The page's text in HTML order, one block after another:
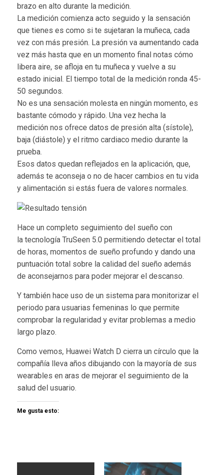
brazo en alto durante la medición.
La medición comienza acto seguido y la sensación
que tienes es como si te sujetaran la muñeca, cada
vez con más presión. La presión va aumentando cada
vez más hasta que en un momento final notas cómo
libera aire, se afloja en tu muñeca y vuelve a su
estado inicial. El tiempo total de la medición ronda 45-
50 segundos.
No es una sensación molesta en ningún momento, es
bastante cómodo y rápido. Una vez hecha la
medición nos ofrece datos de presión alta (sístole),
baja (diástole) y el ritmo cardiaco medio durante la
prueba.
Esos datos quedan reflejados en la aplicación, que,
además te aconseja o no de hacer cambios en tu vida
y alimentación si estás fuera de valores normales.
Hace un completo seguimiento del sueño con
la tecnología TruSeen 5.0 permitiendo detectar el total
de horas, momentos de sueño profundo y dando una
puntuación total sobre la calidad del sueño además
de aconsejarnos para poder mejorar el descanso.
Y también hace uso de un sistema para monitorizar el
periodo para usuarias femeninas lo que permite
comprobar la regularidad y evitar problemas a medio
largo plazo.
Como vemos, Huawei Watch D cierra un círculo que la
compañía lleva años dibujando con la mayoría de sus
wearables en aras de mejorar el seguimiento de la
salud del usuario.
Me gusta esto: